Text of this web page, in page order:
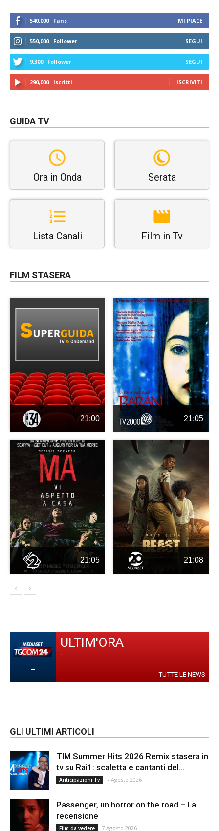
540,000 Fans MI PIACE
550,000 Follower SEGUI
9,300 Follower SEGUI
290,000 Iscritti ISCRIVITI
GUIDA TV
Ora in Onda Serata
Lista Canali Film in Tv
FILM STASERA
21:00 21:05
21:05 21:08
-
ULTIM'ORA
-
TUTTE LE NEWS
GLI ULTIMI ARTICOLI
TIM Summer Hits 2026 Remix stasera in
tv su Rai1: scaletta e cantanti del...
Anticipazioni Tv 7 Agosto 2026
Passenger, un horror on the road – La
recensione
Film da vedere 7 Agosto 2026